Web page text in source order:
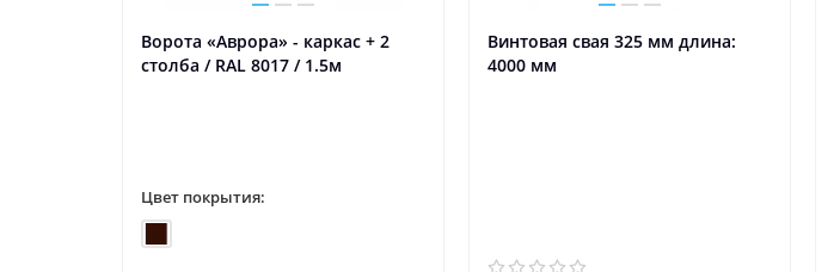
Ворота «Аврора» - каркас + 2
столба / RAL 8017 / 1.5м
Цвет покрытия:
Винтовая свая 325 мм длина:
4000 мм